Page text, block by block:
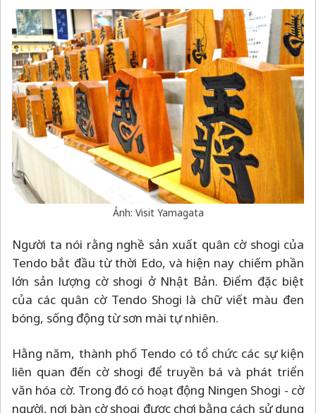
Ảnh: Visit Yamagata
Người ta nói rằng nghề sản xuất quân cờ shogi của
Tendo bắt đầu từ thời Edo, và hiện nay chiếm phần
lớn sản lượng cờ shogi ở Nhật Bản. Điểm đặc biệt
của các quân cờ Tendo Shogi là chữ viết màu đen
bóng, sống động từ sơn mài tự nhiên.
Hằng năm, thành phố Tendo có tổ chức các sự kiện
liên quan đến cờ shogi để truyền bá và phát triển
văn hóa cờ. Trong đó có hoạt động Ningen Shogi - cờ
người, nơi bàn cờ shogi được chơi bằng cách sử dụng